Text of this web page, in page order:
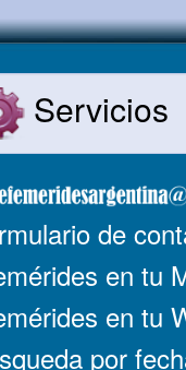
Servicios
de
en tu
en tu
por